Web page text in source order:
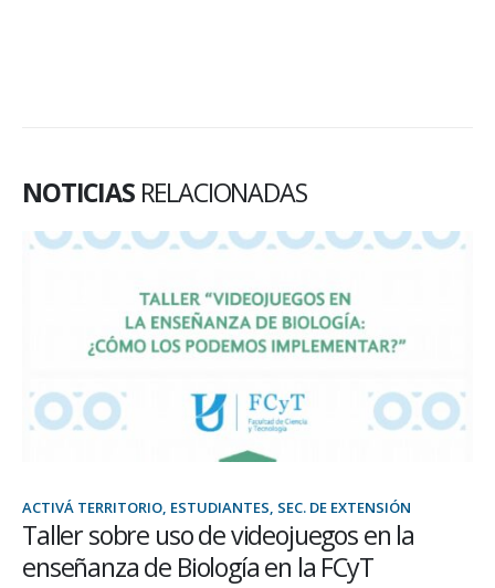
NOTICIAS RELACIONADAS
DOCENTES, ESTUDIANTES, SEC. DE INVESTIGACIÓN Y POSGRADO
Curso de posgrado sobre Comunicación
Científica Oral y Escrita